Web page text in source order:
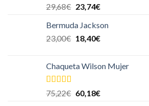
Valorado en
5.00
29,68€ 23,74€
Bermuda Jackson
23,00€ 18,40€
Chaqueta Wilson Mujer
Valorado en
5.00
75,22€ 60,18€